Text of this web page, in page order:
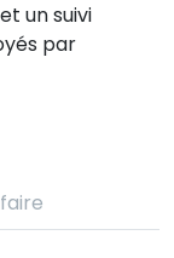
un suivi
par